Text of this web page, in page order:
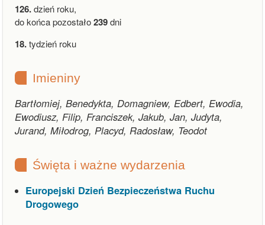
126.dzień roku,
do końca pozostało239dni
18.tydzień roku
Imieniny
Bartłomiej, Benedykta, Domagniew, Edbert, Ewodia,
Ewodiusz, Filip, Franciszek, Jakub, Jan, Judyta,
Jurand, Miłodrog, Placyd, Radosław, Teodot
Święta i ważne wydarzenia
Europejski Dzień Bezpieczeństwa Ruchu
Drogowego